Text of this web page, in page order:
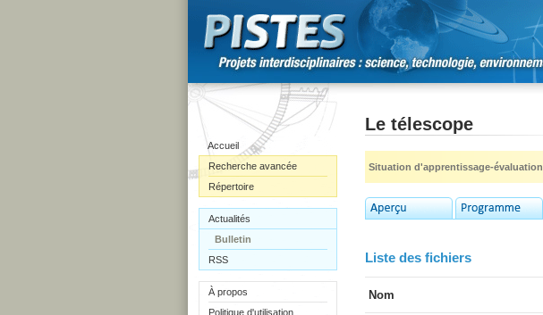
Accueil
Recherche avancée
Répertoire
Actualités
Bulletin
RSS
À propos
Politique d'utilisation
Le télescope
Situation d'apprentissage-évaluation
Liste des fichiers
Nom